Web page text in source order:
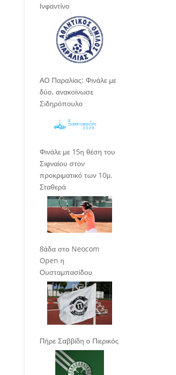
Ινφαντίνο
ΑΟ Παραλίας: Φινάλε με
δύο, ανακοίνωσε
Σιδηρόπουλο
Φινάλε με 15η θέση του
Σιφναίου στον
προκριματικό των 10μ.
Σταθερά
8άδα στο Neocom
Open η
Ουσταμπασίδου
Πήρε Σαββίδη ο Πιερικός